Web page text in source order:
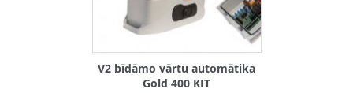
V2 bīdāmo vārtu automātika
Gold 400 KIT